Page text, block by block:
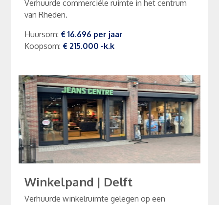
Verhuurde commerciële ruimte in het centrum
van Rheden.
Huursom: € 16.696 per jaar
Koopsom: € 215.000 -k.k
Winkelpand | Delft
Verhuurde winkelruimte gelegen op een